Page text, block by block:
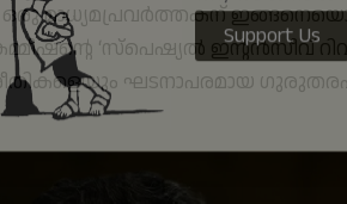
മാധ്യമപ്രവർത്തകന്
‘സ്പെഷ്യൽ ഇൻ്റൻസീവ്
രീതികളെയും ഘടനാപരമായ